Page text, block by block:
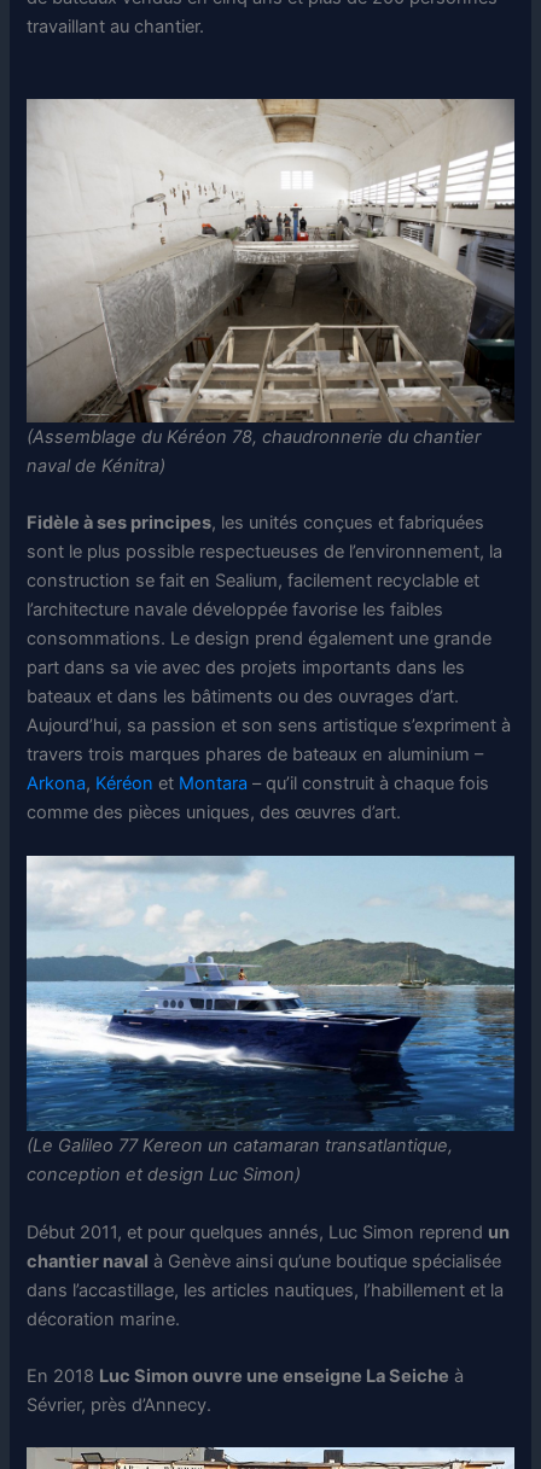
travaillant au chantier.
(Assemblage du Kéréon 78, chaudronnerie du chantier
naval de Kénitra)
Fidèle à ses principes, les unités conçues et fabriquées
sont le plus possible respectueuses de l’environnement, la
construction se fait en Sealium, facilement recyclable et
l’architecture navale développée favorise les faibles
consommations. Le design prend également une grande
part dans sa vie avec des projets importants dans les
bateaux et dans les bâtiments ou des ouvrages d’art.
Aujourd’hui, sa passion et son sens artistique s’expriment à
travers trois marques phares de bateaux en aluminium –
Arkona, Kéréon et Montara – qu’il construit à chaque fois
comme des pièces uniques, des œuvres d’art.
(Le Galileo 77 Kereon un catamaran transatlantique,
conception et design Luc Simon)
Début 2011, et pour quelques annés, Luc Simon reprend un
chantier naval à Genève ainsi qu’une boutique spécialisée
dans l’accastillage, les articles nautiques, l’habillement et la
décoration marine.
En 2018 Luc Simon ouvre une enseigne La Seiche à
Sévrier, près d’Annecy.